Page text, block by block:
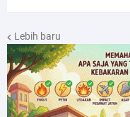
Lebih baru